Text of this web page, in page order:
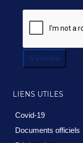
S'inscrire
LIENS UTILES
Covid-19
Documents officiels